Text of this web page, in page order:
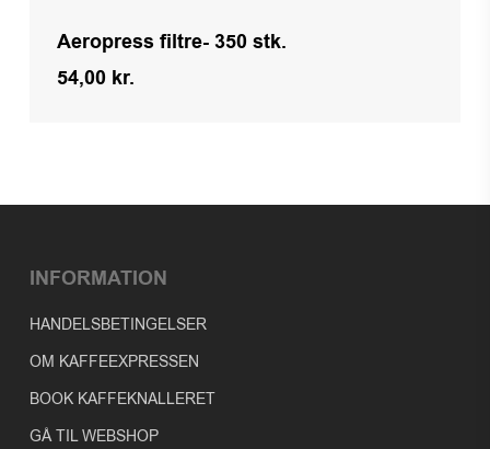
Aeropress filtre- 350 stk.
54,00 kr.
INFORMATION
HANDELSBETINGELSER
OM KAFFEEXPRESSEN
BOOK KAFFEKNALLERET
GÅ TIL WEBSHOP